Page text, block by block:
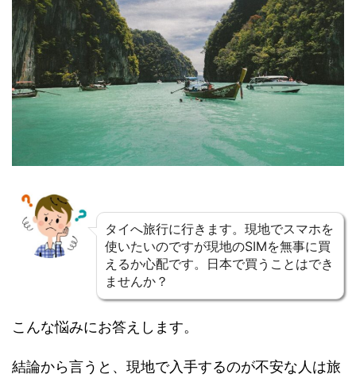
タイへ旅行に行きます。現地でスマホを
使いたいのですが現地のSIMを無事に買
えるか心配です。日本で買うことはでき
ませんか？
こんな悩みにお答えします。
結論から言うと、現地で入手するのが不安な人は旅